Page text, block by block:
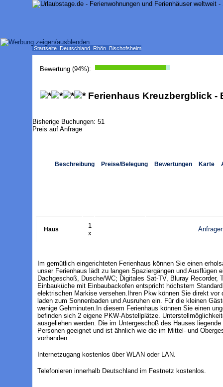
Startseite Deutschland Rhön Bischofsheim
Bewertung (94%):
Ferienhaus Kreuzbergblick -
Bisherige Buchungen: 51
Preis auf Anfrage
Beschreibung Preise/Belegung Bewertungen Karte
Haus
1
x
Im gemütlich eingerichteten Ferienhaus können Sie einen
unser Ferienhaus lädt zu langen Spaziergängen und
Dachgeschoß, Dusche/WC; Digitales Sat-TV, Bluray
Einbauküche mit Einbaubackofen entspricht höchstem
elektrischen Markise versehen.Ihren Pkw können Sie direkt
laden zum Sonnenbaden und Ausruhen ein. Für die kleinen
wenige Gehminuten.In diesem Ferienhaus können Sie einen
befinden sich 2 eigene PKW-Abstellplätze.
ausgeliehen werden. Die im Untergeschoß des Hauses
Personen geeignet und ist ähnlich wie die im Mittel- und
vorhanden.
Internetzugang kostenlos über WLAN oder LAN.
Telefonieren innerhalb Deutschland im Festnetz kostenlos.